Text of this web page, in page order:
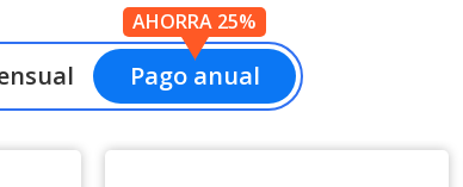
Pago anual
AHORRA 25%